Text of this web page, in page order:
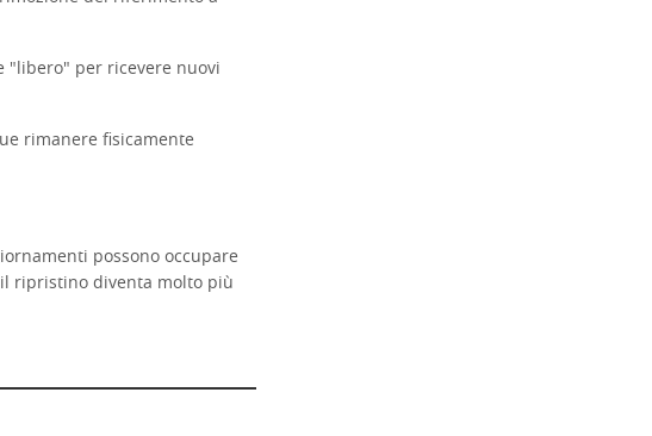
"libero" per ricevere nuovi
rimanere fisicamente
possono occupare
ripristino diventa molto più